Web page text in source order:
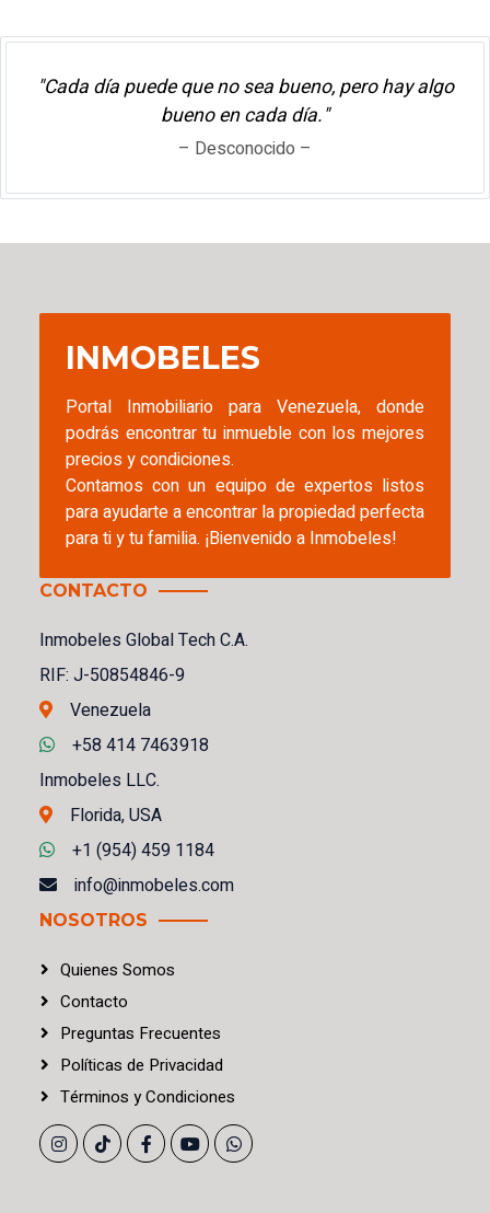
"Cada día puede que no sea bueno, pero hay algo
bueno en cada día."
– Desconocido –
INMOBELES
Portal Inmobiliario para Venezuela, donde
podrás encontrar tu inmueble con los mejores
precios y condiciones.
Contamos con un equipo de expertos listos
para ayudarte a encontrar la propiedad perfecta
para ti y tu familia. ¡Bienvenido a Inmobeles!
CONTACTO
Inmobeles Global Tech C.A.
RIF: J-50854846-9
Venezuela
+58 414 7463918
Inmobeles LLC.
Florida, USA
+1 (954) 459 1184
info@inmobeles.com
NOSOTROS
Quienes Somos
Contacto
Preguntas Frecuentes
Políticas de Privacidad
Términos yCondiciones